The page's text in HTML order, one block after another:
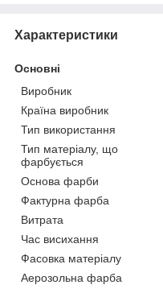
Характеристики
Основні
Виробник
Країна виробник
Тип використання
Тип матеріалу, що
фарбується
Основа фарби
Фактурна фарба
Витрата
Час висихання
Фасовка матеріалу
Аерозольна фарба